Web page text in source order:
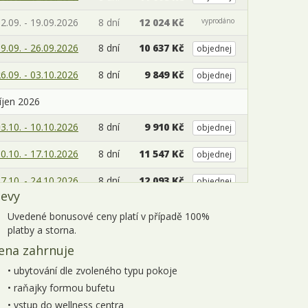
- 19.09.2026 8 dní 12 024 Kč vyprodáno
- 26.09.2026 8 dní 10 637 Kč objednej
- 03.10.2026 8 dní 9 849 Kč objednej
2026
- 10.10.2026
8 dní 9 910 Kč objednej
- 17.10.2026 8 dní 11 547 Kč objednej
- 24.10.2026 8 dní 12 093 Kč objednej
- 31.10.2026
- 07.11.2026
Uvedené bonusové ceny platí v případě 100%
platby a storna.
zahrnuje
• ubytování dle zvoleného typu pokoje
• raňajky formou bufetu
• vstup do wellness centra